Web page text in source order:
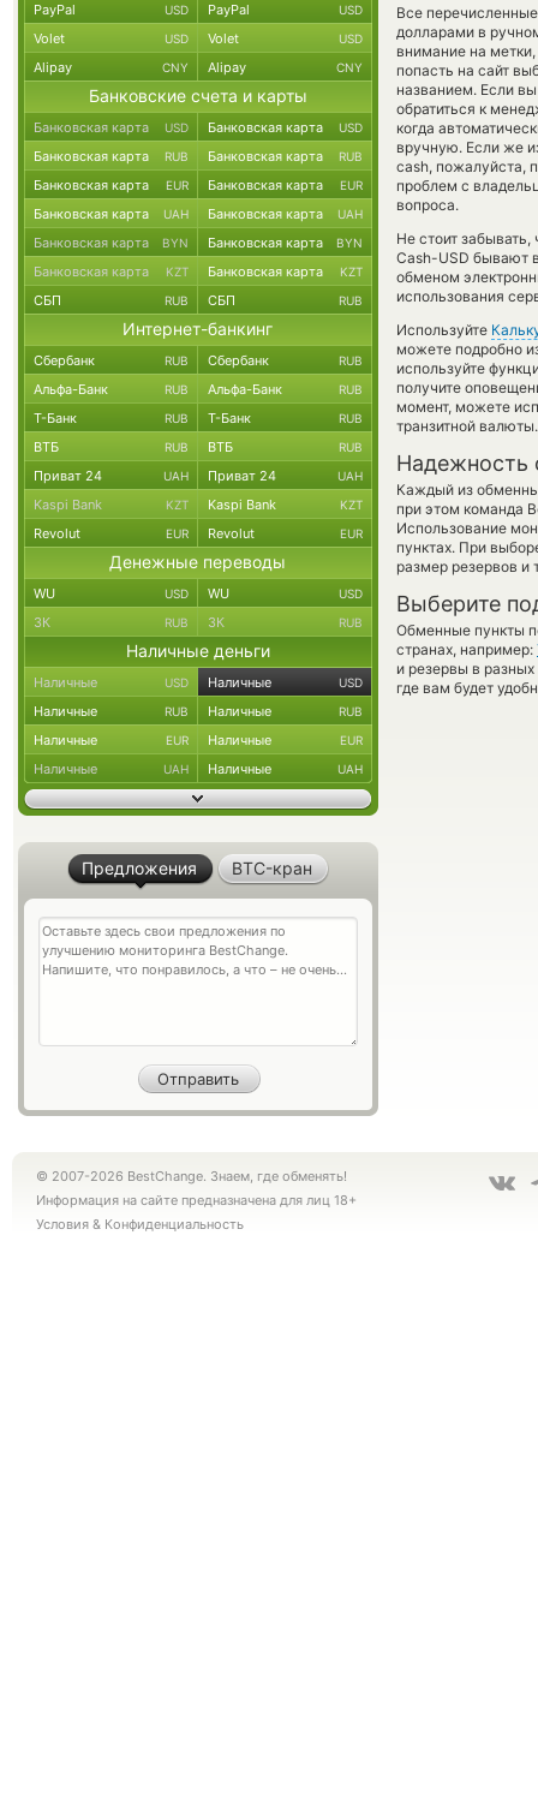
Все
долларами в
внимание на
попасть на сайт
названием. Если
обратиться к
когда
вручную. Если же
cash, пожалуйста,
проблем с
вопроса.
Не стоит
Cash-USD бывают
обменом
использования
Используйте
можете подробно
используйте
получите
момент, можете
транзитной валюты.
Надежность
Каждый из
при этом команда
Использование
пунктах. При
размер резервов и
Выберите
Обменные пункты
странах, например:
и резервы в
где вам будет
PayPal USD PayPal USD
Volet USD Volet USD
Alipay CNY Alipay CNY
Банковские счета и карты
Банковская карта USD Банковская карта USD
Банковская карта RUB Банковская карта RUB
Банковская карта EUR Банковская карта EUR
Банковская карта UAH Банковская карта UAH
Банковская карта BYN Банковская карта BYN
Банковская карта KZT Банковская карта KZT
СБП RUB СБП RUB
Интернет-банкинг
Сбербанк RUB Сбербанк RUB
Альфа-Банк RUB Альфа-Банк RUB
Т-Банк RUB Т-Банк RUB
ВТБ RUB ВТБ RUB
Приват 24 UAH Приват 24 UAH
Kaspi Bank KZT Kaspi Bank KZT
Revolut EUR Revolut EUR
Денежные переводы
WU USD WU USD
ЗК RUB ЗК RUB
Наличные деньги
Наличные USD Наличные USD
Наличные RUB Наличные RUB
Наличные EUR Наличные EUR
Наличные UAH Наличные UAH
Предложения BTC-кран
© 2007-2026 BestChange. Знаем, где обменять!
Информация на сайте предназначена для лиц 18+
Условия & Конфиденциальность